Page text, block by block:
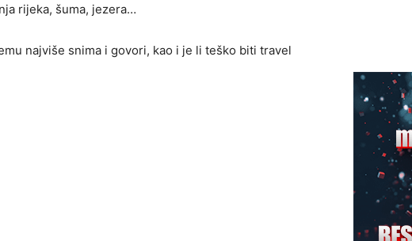
rijeka, šuma, jezera…
najviše snima i govori, kao i je li teško biti travel